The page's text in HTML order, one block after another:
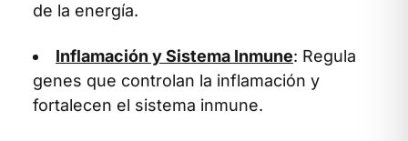
de la energía.
Inflamación y Sistema Inmune: Regula
genes que controlan la inflamación y
fortalecen el sistema inmune.